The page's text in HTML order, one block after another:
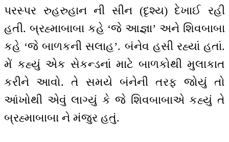
પરસ્પર રુહરુહાન ની સીન (દૃશ્ય) દેખાઈ રહી
હતી. બ્રહ્માબાબા કહે ‘જે આજ્ઞા’ અને શિવબાબા
કહે ‘જે બાળકની સલાહ’. બંનેવ હસી રહ્યાં હતાં.
મેં કહ્યું એક સેકન્ડનાં માટે બાળકોથી મુલાકાત
કરીને આવો. તે સમયે બંનેની તરફ જોયું તો
આંખોથી એવું લાગ્યું કે જે શિવબાબાએ કહ્યું તે
બ્રહ્માબાબા ને મંજુર હતું.